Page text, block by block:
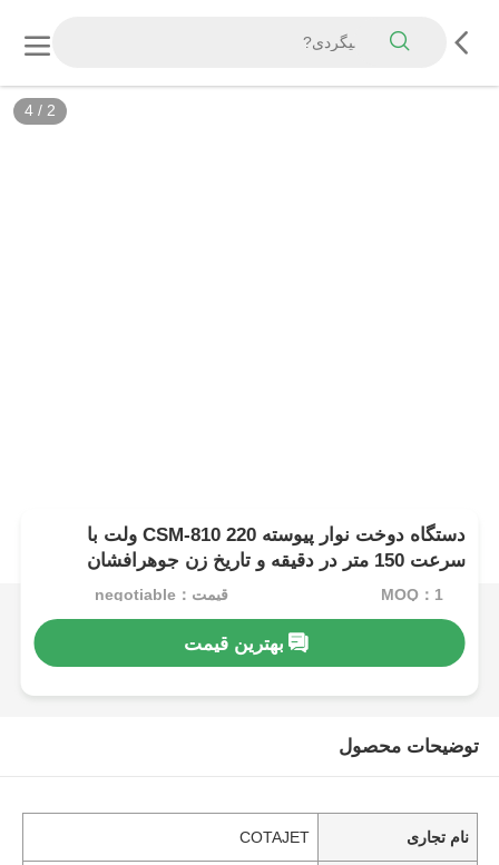
2
/
4
دستگاه دوخت نوار پیوسته CSM-810 220 ولت با
سرعت 150 متر در دقیقه و تاریخ زن جوهرافشان
MOQ：1 قیمت：negotiable
بهترین قیمت
توضیحات محصول
نام تجاری COTAJET